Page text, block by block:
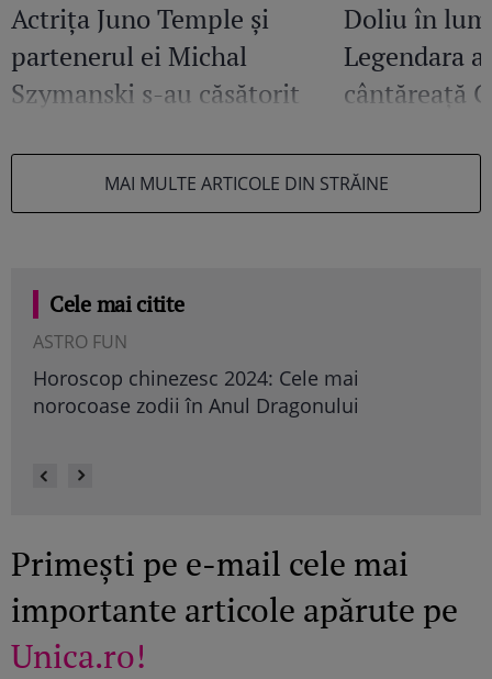
Actrița Juno Temple și
partenerul ei Michal
Szymanski s-au căsătorit
Doliu în
Legendara
cântăreață
MAI MULTE ARTICOLE DIN STRĂINE
Cele mai citite
ASTRO FUN
Horoscop chinezesc 2024: Cele mai
norocoase zodii în Anul Dragonului
Primești pe e-mail cele mai
importante articole apărute pe
Unica.ro!